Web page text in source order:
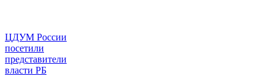
ЦДУМ России
посетили
представители
власти РБ